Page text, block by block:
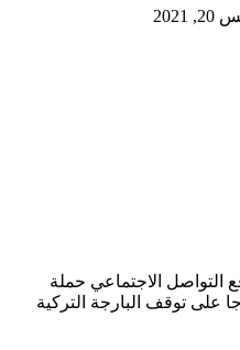
ﺍلاجتماعي حملة
على توقف البارجة التركية